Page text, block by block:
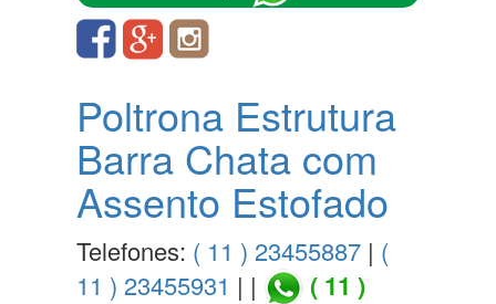
Poltrona Estrutura
Barra Chata com
Assento Estofado
Telefones: ( 11 ) 23455887 | (
11 ) 23455931 | |
( 11 )